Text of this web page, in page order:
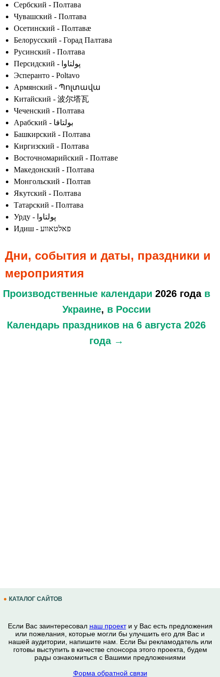
Сербский - Полтава
Чувашский - Полтава
Осетинский - Полтавæ
Белорусский - Горад Палтава
Русинский - Полтава
Персидский - پولتاوا
Эсперанто - Poltavo
Армянский - Պոլտավա
Китайский - 波尔塔瓦
Чеченский - Полтава
Арабский - بولتافا
Башкирский - Полтава
Киргизский - Полтава
Восточномарийский - Полтаве
Македонский - Полтава
Монгольский - Полтав
Якутский - Полтава
Татарский - Полтава
Урду - پولتاوا
Идиш - פאלטאווע
Дни, события и даты, праздники и
мероприятия
Производственные календари 2026 года в
Украине, в России
Календарь праздников на 6 августа 2026
года →
КАТАЛОГ САЙТОВ
Если Вас заинтересовал наш проекти у Вас есть предложения
или пожелания, которые могли бы улучшить его для Вас и
нашей аудитории, напишите нам. Если Вы рекламодатель или
готовы выступить в качестве спонсора этого проекта, будем
рады ознакомиться с Вашими предложениями
Форма обратной связи